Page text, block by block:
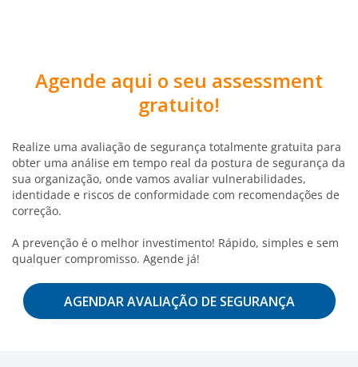
Agende aqui o seu assessment
gratuito!
Realize uma avaliação de segurança totalmente gratuita para
obter uma análise em tempo real da postura de segurança da
sua organização, onde vamos avaliar vulnerabilidades,
identidade e riscos de conformidade com recomendações de
correção.
A prevenção é o melhor investimento! Rápido, simples e sem
qualquer compromisso. Agende já!
AGENDAR AVALIAÇÃO DE SEGURANÇA